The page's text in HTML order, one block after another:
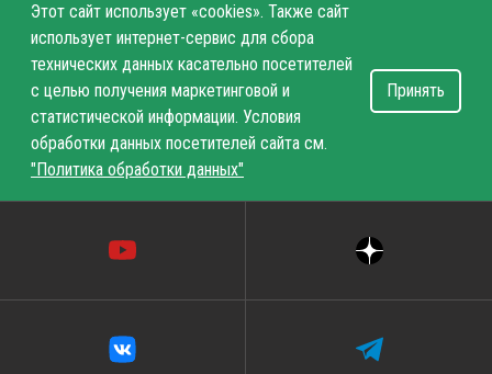
Этот сайт использует «cookies». Также сайт
использует интернет-сервис для сбора
технических данных касательно посетителей
с целью получения маркетинговой и
статистической информации. Условия
обработки данных посетителей сайта см.
"Политика обработки данных"
Принять